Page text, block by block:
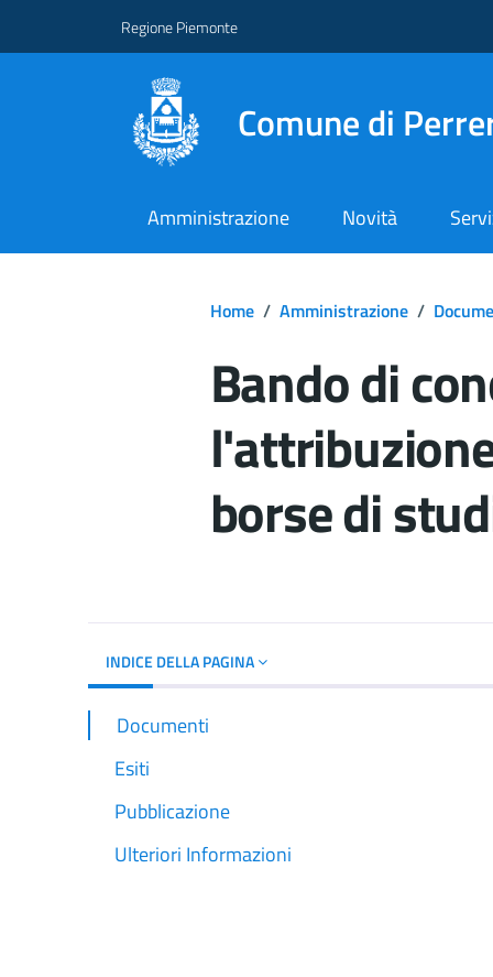
Regione Piemonte
Comune di
Amministrazione Novità
Home / Amministrazione /
Bando di
borse di
INDICE DELLA PAGINA
Documenti
Esiti
Pubblicazione
Ulteriori Informazioni